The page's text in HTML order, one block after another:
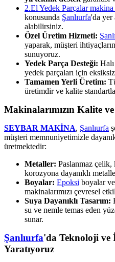
2.El Yedek Parçalar makina
konusunda Şanlıurfa'da yer
alabilirsiniz.
Özel Üretim Hizmeti:
yaparak, müşteri
sunuyoruz.
Yedek Parça Desteği:
yedek parçaları için
Tamamen Yerli Üretim:
üretimdir ve kalite
Makinalarımızın Kalite ve
SEYBAR MAKİNA, Şanlıurfa
müşteri memnuniyetimizle
üretmektedir:
Metaller: Paslanmaz
korozyona dayanıklı
Boyalar: Epoksi boyalar ve
makinalarımızı çevresel
Suya Dayanıklı Tasarım:
su ve nemle temas eden
sunar.
Şanlıurfa'da Teknoloji ve
Yaratıyoruz